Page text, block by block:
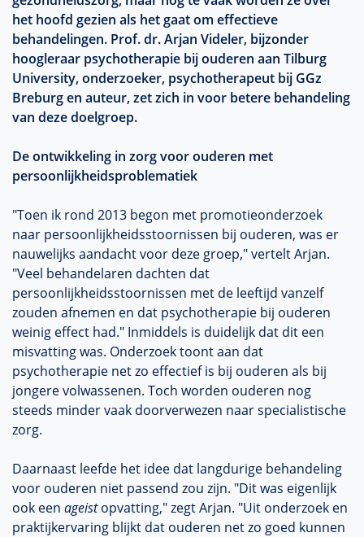
het hoofd gezien als het gaat om effectieve
behandelingen. Prof. dr. Arjan Videler, bijzonder
hoogleraar psychotherapie bij ouderen aan Tilburg
University, onderzoeker, psychotherapeut bij GGz
Breburg en auteur, zet zich in voor betere behandeling
van deze doelgroep.
De ontwikkeling in zorg voor ouderen met
persoonlijkheidsproblematiek
"Toen ik rond 2013 begon met promotieonderzoek
naar persoonlijkheidsstoornissen bij ouderen, was er
nauwelijks aandacht voor deze groep," vertelt Arjan.
"Veel behandelaren dachten dat
persoonlijkheidsstoornissen met de leeftijd vanzelf
zouden afnemen en dat psychotherapie bij ouderen
weinig effect had." Inmiddels is duidelijk dat dit een
misvatting was. Onderzoek toont aan dat
psychotherapie net zo effectief is bij ouderen als bij
jongere volwassenen. Toch worden ouderen nog
steeds minder vaak doorverwezen naar specialistische
zorg.
Daarnaast leefde het idee dat langdurige behandeling
voor ouderen niet passend zou zijn. "Dit was eigenlijk
ook een ageistopvatting," zegt Arjan. "Uit onderzoek en
praktijkervaring blijkt dat ouderen net zo goed kunnen